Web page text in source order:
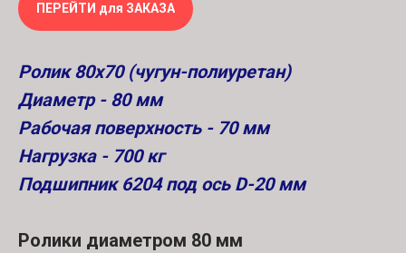
ПЕРЕЙТИ для ЗАКАЗА
Ролик 80х70 (чугун-полиуретан)
Диаметр - 80 мм
Рабочая поверхность - 70 мм
Нагрузка - 700 кг
Подшипник 6204 под ось D-20 мм
Ролики диаметром 80 мм